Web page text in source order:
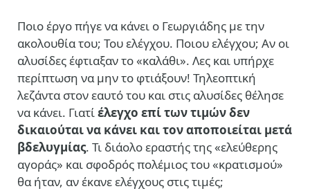
Ποιο έργο πήγε να κάνει ο Γεωργιάδης με την
ακολουθία του; Του ελέγχου. Ποιου ελέγχου; Αν οι
αλυσίδες έφτιαξαν το «καλάθι». Λες και υπήρχε
περίπτωση να μην το φτιάξουν! Τηλεοπτική
λεζάντα στον εαυτό του και στις αλυσίδες θέλησε
να κάνει. Γιατίέλεγχο επί των τιμών δεν
δικαιούται να κάνει και τον αποποιείται μετά
βδελυγμίας. Τι διάολο εραστής της «ελεύθερης
αγοράς» και σφοδρός πολέμιος του «κρατισμού»
θα ήταν, αν έκανε ελέγχους στις τιμές;